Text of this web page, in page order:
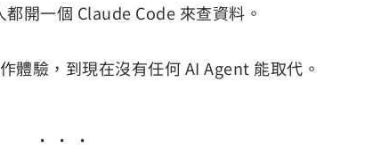
開一個 Claude Code 來查資料。
體驗，到現在沒有任何 AI Agent 能取代。